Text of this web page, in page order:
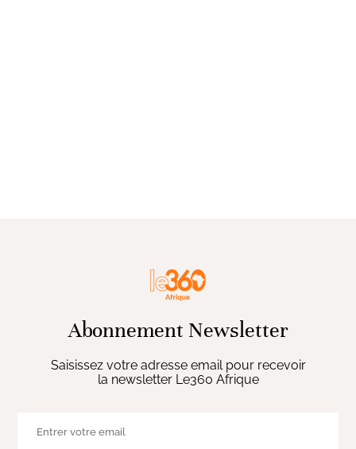
Abonnement Newsletter
Saisissez votre adresse email pour recevoir
la newsletter Le360 Afrique